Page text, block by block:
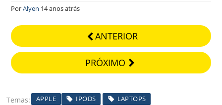
PorAlyen 14 anos atrás
ANTERIOR
PRÓXIMO
Temas APPLE IPODS LAPTOPS